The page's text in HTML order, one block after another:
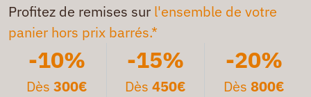
Profitez de remises sur l'ensemble de votre
panier hors prix barrés.*
-10%
Dès300€
-15%
Dès 450€
-20%
Dès 800€